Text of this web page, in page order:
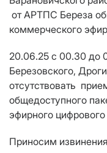
от АРТПС Береза
коммерческого
20.06.25 с 00.30 до
Березовского,
отсутствовать
общедоступного
эфирного
Приносим